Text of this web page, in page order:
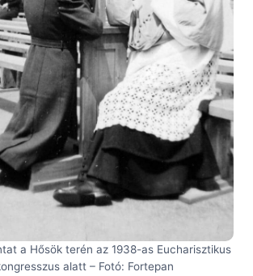
a Hősök terén az 1938-as Eucharisztikus
alatt – Fotó: Fortepan